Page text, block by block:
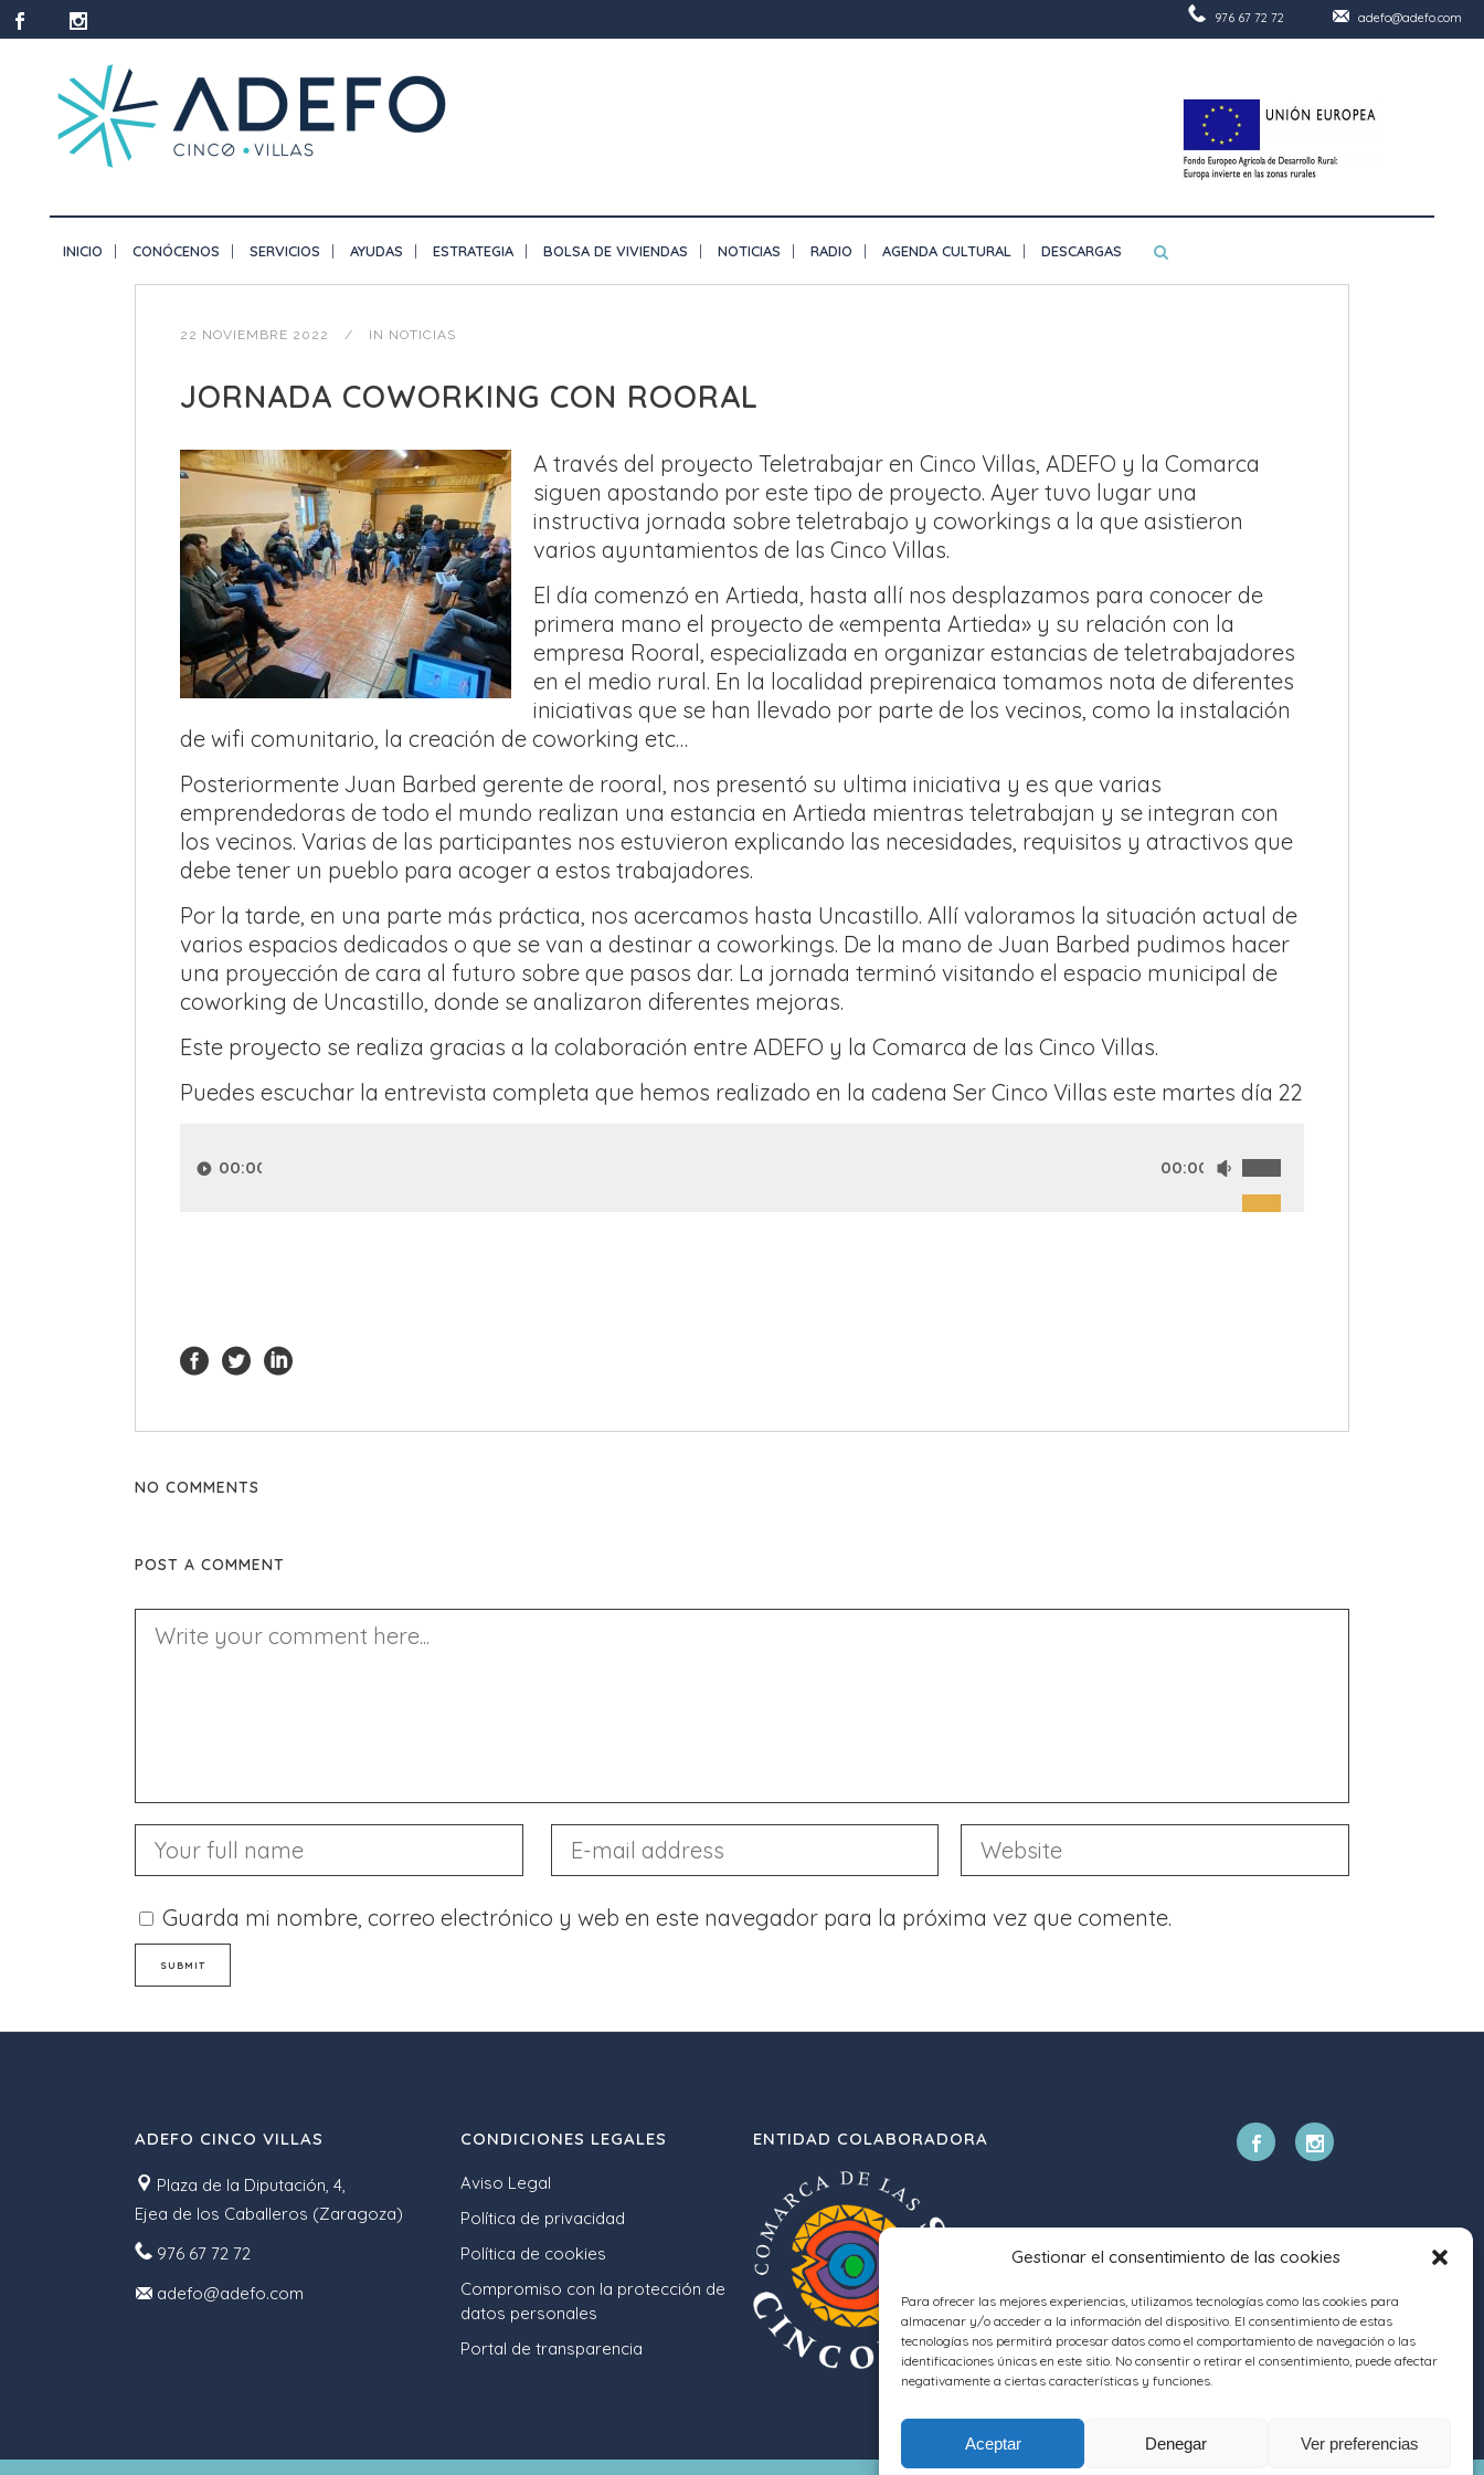
Gestionar el consentimiento de las cookies
Para ofrecer las mejores experiencias, utilizamos tecnologías como las cookies para
almacenar y/o acceder a la información del dispositivo. El consentimiento de estas
tecnologías nos permitirá procesar datos como el comportamiento de navegación o las
identificaciones únicas en este sitio. No consentir o retirar el consentimiento, puede afectar
negativamente a ciertas características y funciones.
Aceptar Denegar Ver preferencias
976 67 72 72 adefo@adefo.com
INICIO CONÓCENOS SERVICIOS AYUDAS ESTRATEGIA BOLSA DE VIVIENDAS NOTICIAS RADIO AGENDA CULTURAL DESCARGAS
22 NOVIEMBRE 2022 IN NOTICIAS
JORNADA COWORKING CON ROORAL
A través del proyecto Teletrabajar en Cinco Villas, ADEFO y la Comarca
siguen apostando por este tipo de proyecto. Ayer tuvo lugar una
instructiva jornada sobre teletrabajo y coworkings a la que asistieron
varios ayuntamientos de las Cinco Villas.
El día comenzó en Artieda, hasta allí nos desplazamos para conocer de
primera mano el proyecto de «empenta Artieda» y su relación con la
empresa Rooral, especializada en organizar estancias de teletrabajadores
en el medio rural. En la localidad prepirenaica tomamos nota de diferentes
iniciativas que se han llevado por parte de los vecinos, como la instalación
de wifi comunitario, la creación de coworking etc…
Posteriormente Juan Barbed gerente de rooral, nos presentó su ultima iniciativa y es que varias
emprendedoras de todo el mundo realizan una estancia en Artieda mientras teletrabajan y se integran con
los vecinos. Varias de las participantes nos estuvieron explicando las necesidades, requisitos y atractivos que
debe tener un pueblo para acoger a estos trabajadores.
Por la tarde, en una parte más práctica, nos acercamos hasta Uncastillo. Allí valoramos la situación actual de
varios espacios dedicados o que se van a destinar a coworkings. De la mano de Juan Barbed pudimos hacer
una proyección de cara al futuro sobre que pasos dar. La jornada terminó visitando el espacio municipal de
coworking de Uncastillo, donde se analizaron diferentes mejoras.
Este proyecto se realiza gracias a la colaboración entre ADEFO y la Comarca de las Cinco Villas.
Puedes escuchar la entrevista completa que hemos realizado en la cadena Ser Cinco Villas este martes día 22
de
00:00 00:00
NO COMMENTS
POST A COMMENT
Guarda mi nombre, correo electrónico y web en este navegador para la próxima vez que comente.
ADEFO CINCO VILLAS
Plaza de la Diputación, 4,
Ejea de los Caballeros (Zaragoza)
976 67 72 72
adefo@adefo.com
CONDICIONES LEGALES
Aviso Legal
Política de privacidad
Política de cookies
Compromiso con la protección de
datos personales
Portal de transparencia
ENTIDAD COLABORADORA